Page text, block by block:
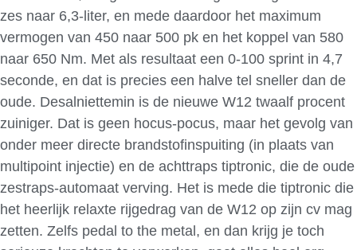
zes naar 6,3-liter, en mede daardoor het maximum
vermogen van 450 naar 500 pk en het koppel van 580
naar 650 Nm. Met als resultaat een 0-100 sprint in 4,7
seconde, en dat is precies een halve tel sneller dan de
oude. Desalniettemin is de nieuwe W12 twaalf procent
zuiniger. Dat is geen hocus-pocus, maar het gevolg van
onder meer directe brandstofinspuiting (in plaats van
multipoint injectie) en de achttraps tiptronic, die de oude
zestraps-automaat verving. Het is mede die tiptronic die
het heerlijk relaxte rijgedrag van de W12 op zijn cv mag
zetten. Zelfs pedal to the metal, en dan krijg je toch